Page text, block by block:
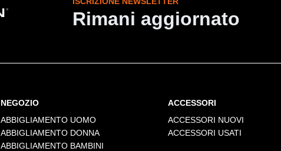
Rimani aggiornato
NEGOZIO
ABBIGLIAMENTO UOMO
ABBIGLIAMENTO DONNA
ABBIGLIAMENTO BAMBINI
ACCESSORI
ACCESSORI NUOVI
ACCESSORI USATI